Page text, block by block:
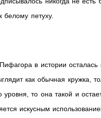
белому петуху.
в истории
как обычная кружка,
уровня, то она такой и
искусным